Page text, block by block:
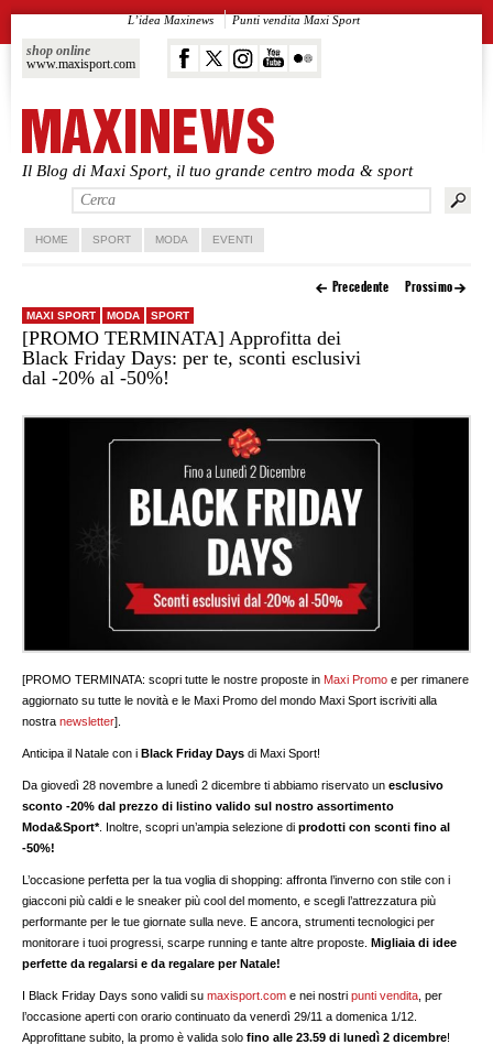
Il Blog di Maxi Sport, il tuo grande centro moda & sport
shop online
www.maxisport.com
L’idea Maxinews Punti vendita Maxi Sport
Vai al contenuto principale
Vai al contenuto secondario
HOME SPORT MODA EVENTI
Precedente Prossimo
MAXI SPORT MODA SPORT
[PROMO TERMINATA] Approfitta dei
Black Friday Days: per te, sconti esclusivi
dal -20% al -50%!
[PROMO TERMINATA: scopri tutte le nostre proposte in Maxi Promo e per rimanere
aggiornato su tutte le novità e le Maxi Promo del mondo Maxi Sport iscriviti alla
nostranewsletter].
Anticipa il Natale con iBlack Friday Days di Maxi Sport!
Da giovedì 28 novembre a lunedì 2 dicembre ti abbiamo riservato unesclusivo
sconto -20% dal prezzo di listino valido sul nostro assortimento
Moda&Sport*. Inoltre, scopri un’ampia selezione diprodotti con sconti fino al
-50%!
L’occasione perfetta per la tua voglia di shopping: affronta l’inverno con stile con i
giacconi più caldi e le sneaker più cool del momento, e scegli l’attrezzatura più
performante per le tue giornate sulla neve. E ancora, strumenti tecnologici per
monitorare i tuoi progressi, scarpe running e tante altre proposte. Migliaia di idee
perfette da regalarsi e da regalare per Natale!
I Black Friday Days sono validi sumaxisport.com e nei nostripunti vendita , per
l’occasione aperti con orario continuato da venerdì 29/11 a domenica 1/12.
Approfittane subito, la promo è valida solofino alle 23.59 di lunedì 2 dicembre!